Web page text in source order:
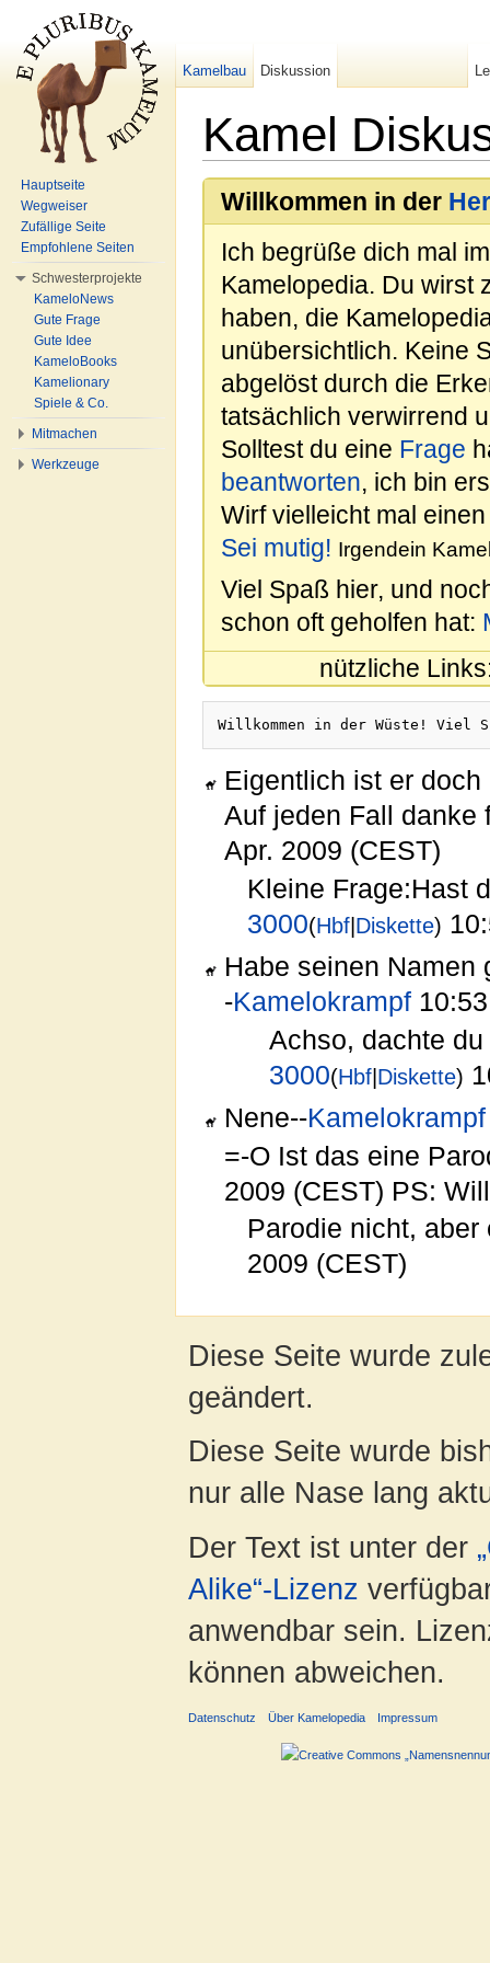
Kamel
Willkommen in der
Ich begrüße dich mal
Kamelopedia. Du wirst
haben, die
unübersichtlich. Keine
abgelöst durch die
tatsächlich verwirrend
Solltest du eine Frage
beantworten, ich bin
Wirf vielleicht mal
Sei mutig! Irgendein
Viel Spaß hier, und
schon oft geholfen hat:
nützliche
Willkommen in der Wüste! Viel
Eigentlich ist er
Auf jeden Fall danke
Apr. 2009 (CEST)
Kleine Frage:Hast
3000(Hbf|Diskette)
Habe seinen Namen
-Kamelokrampf
Achso, dachte
3000(Hbf|Diskette)
Nene--Kamelokrampf
=-O Ist das eine
2009 (CEST) PS:
Parodie nicht, aber
2009 (CEST)
Kamelbau Diskussion
Hauptseite
Wegweiser
Zufällige Seite
Empfohlene Seiten
Schwesterprojekte
KameloNews
Gute Frage
Gute Idee
KameloBooks
Kamelionary
Spiele & Co.
Mitmachen
Werkzeuge
Diese Seite wurde
geändert.
Diese Seite wurde
nur alle Nase lang
Der Text ist unter der
Alike“-Lizenz
anwendbar sein.
können abweichen.
Datenschutz Über Kamelopedia Impressum